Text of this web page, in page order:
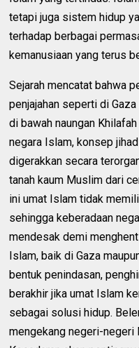
tetapi juga sistem hidup
terhadap berbagai
kemanusiaan yang terus
Sejarah mencatat bahwa
penjajahan seperti di
di bawah naungan
negara Islam, konsep
digerakkan secara
tanah kaum Muslim dari
ini umat Islam tidak
sehingga keberadaan
mendesak demi
Islam, baik di Gaza
bentuk penindasan,
berakhir jika umat Islam
sebagai solusi hidup.
mengekang negeri-negeri